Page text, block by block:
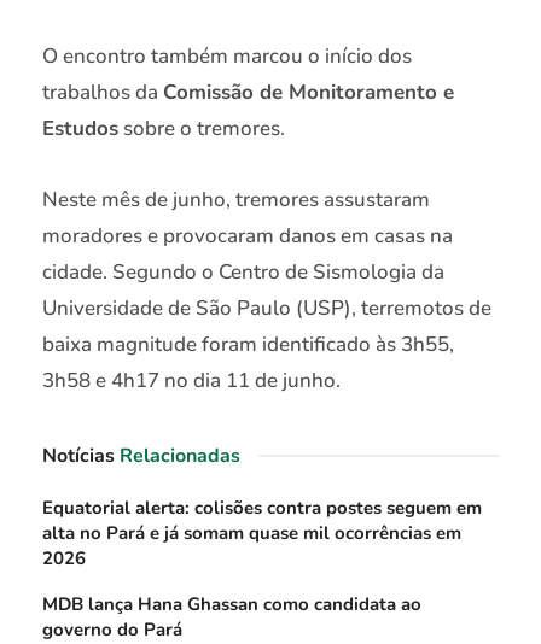
O encontro também marcou o início dos
trabalhos da Comissão de Monitoramento e
Estudos sobre o tremores.
Neste mês de junho, tremores assustaram
moradores e provocaram danos em casas na
cidade. Segundo o Centro de Sismologia da
Universidade de São Paulo (USP), terremotos de
baixa magnitude foram identificado às 3h55,
3h58 e 4h17 no dia 11 de junho.
Notícias Relacionadas
Equatorial alerta: colisões contra postes seguem em
alta no Pará e já somam quase mil ocorrências em
2026
MDB lança Hana Ghassan como candidata ao
governo do Pará